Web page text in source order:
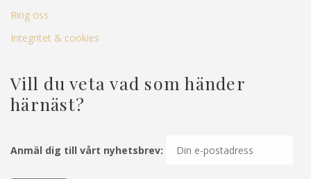
Ring oss
Integritet & cookies
Vill du veta vad som händer
härnäst?
Anmäl dig till vårt nyhetsbrev: